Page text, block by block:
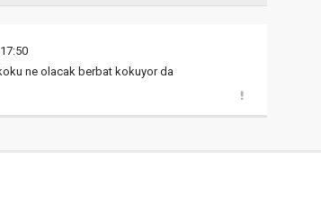
ne olacak berbat kokuyor da